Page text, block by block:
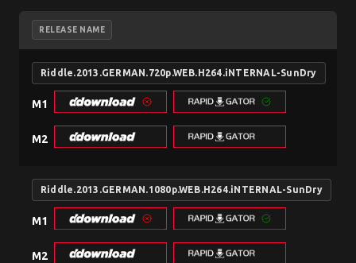
RELEASE NAME
Riddle.2013.GERMAN.720p.WEB.H264.iNTERNAL-SunDry
M1
M2
Riddle.2013.GERMAN.1080p.WEB.H264.iNTERNAL-SunDry
M1
M2